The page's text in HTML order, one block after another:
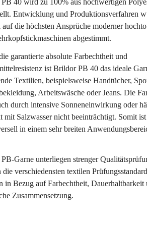
40 wird zu 100% aus hochwertigen
Entwicklung und Produktionsverfahren
auf die höchsten Ansprüche moderner
abgestimmt.
garantierte absolute Farbechtheit und
ist Brildor PB 40 das ideale
Textilien, beispielsweise Handtücher,
Arbeitswäsche oder Jeans. Die
durch intensive Sonneneinwirkung oder
mit Salzwasser nicht beeinträchtigt. Somit
in einem sehr breiten
Garne unterliegen strenger
die verschiedensten textilen
in Bezug auf Farbechtheit, Dauerhaltbarkeit
Zusammensetzung.